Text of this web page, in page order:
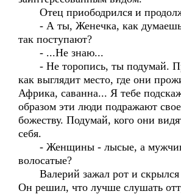
Отец приободрился и
- А ты, Женечка, как думаешь,
так поступают?
- ...Не знаю...
- Не торопись, ты подумай.
как выглядит место, где они
Африка, саванна... Я тебе
образом эти люди подражают
божеству. Подумай, кого они
себя.
- Женщины - лысые, а
волосатые?
Валерий зажал рот и скрылся
Он решил, что лучше слушать